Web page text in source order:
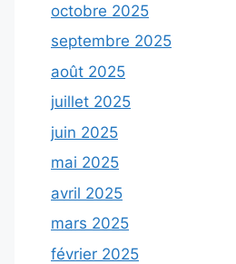
octobre 2025
septembre 2025
août 2025
juillet 2025
juin 2025
mai 2025
avril 2025
mars 2025
février 2025